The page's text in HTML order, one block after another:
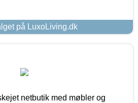
på LuxoLiving.dk
netbutik med møbler og